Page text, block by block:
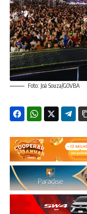
Foto: Joá Souza/GOVBA